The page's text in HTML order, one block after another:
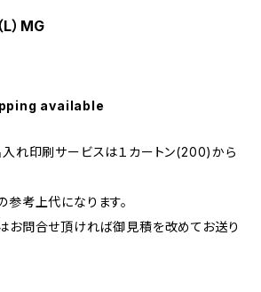
）MG
available
れ印刷サービスは１カートン(200)から
考上代になります。
問合せ頂ければ御見積を改めてお送り